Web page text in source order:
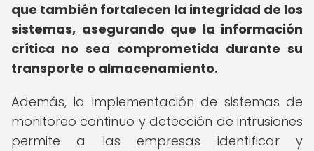
que también fortalecen la integridad de los
sistemas, asegurando que la información
crítica no sea comprometida durante su
transporte o almacenamiento.
Además, la implementación de sistemas de
monitoreo continuo y detección de intrusiones
permite a las empresas identificar y